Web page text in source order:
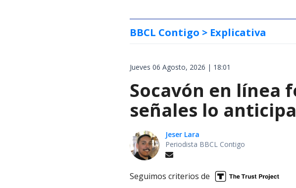
BBCL Contigo > Explicativa
Jueves 06 Agosto, 2026 | 18:01
Socavón en línea
señales lo
Jeser Lara
Periodista BBCL Contigo
Seguimos criterios de